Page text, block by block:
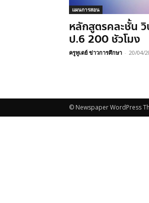
แผนการสอน
หลักสูตรคละชั้น วิ
ป.6 200 ชัวโมง
ครูทูเดย์ ข่าวการศึกษา - 20/04/
© Newspaper WordPress